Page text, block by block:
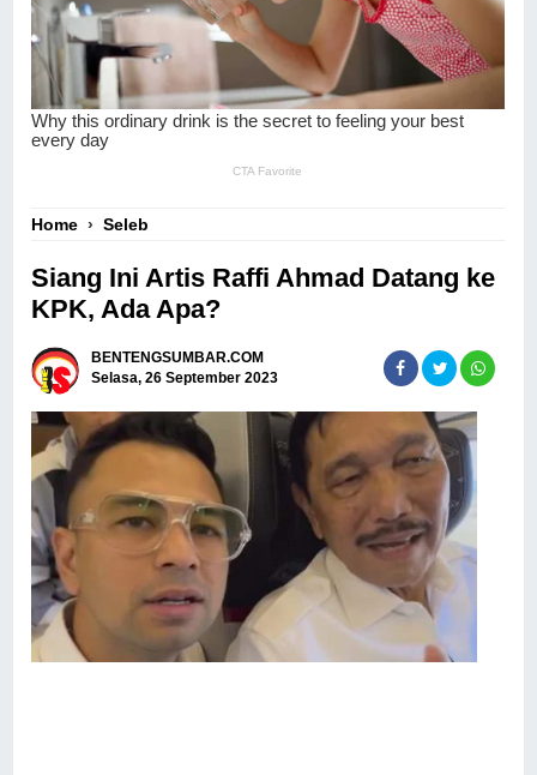
Home ›Seleb
Siang Ini Artis Raffi Ahmad Datang ke
KPK, Ada Apa?
BENTENGSUMBAR.COM
Selasa, 26 September 2023